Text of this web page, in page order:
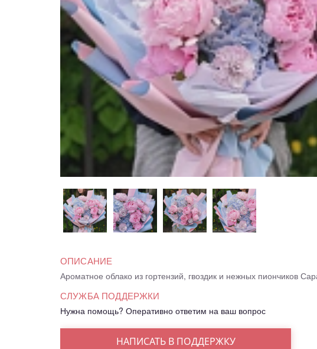
ОПИСАНИЕ
Ароматное облако из гортензий, гвоздик и нежных пиончиков
СЛУЖБА ПОДДЕРЖКИ
Нужна помощь? Оперативно ответим на ваш вопрос
НАПИСАТЬ В ПОДДЕРЖКУ